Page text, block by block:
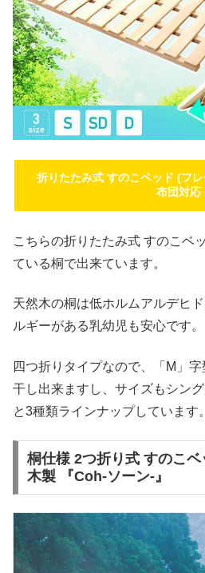
折りたたみ式 すのこベッド (フ
布団対応
こちらの折りたたみ式 すのこベ
ている桐で出来ています。
天然木の桐は低ホルムアルデヒ
ルギーがある乳幼児も安心です。
四つ折りタイプなので、「M」
干し出来ますし、サイズもシン
と3種類ラインナップしています。
桐仕様 2つ折り式 すのこ
木製 『Coh-ソーン-』